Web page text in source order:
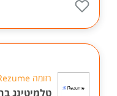
רזומה Rezume כח אדם והשמה
טלמיטינג